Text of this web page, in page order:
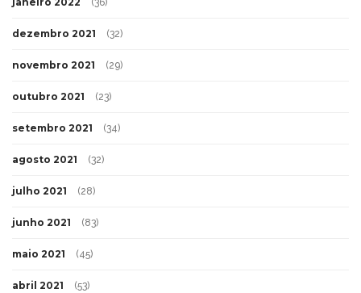
(36)
dezembro 2021 (32)
novembro 2021 (29)
outubro 2021 (23)
setembro 2021 (34)
agosto 2021 (32)
julho 2021 (28)
junho 2021 (83)
maio 2021 (45)
abril 2021 (53)